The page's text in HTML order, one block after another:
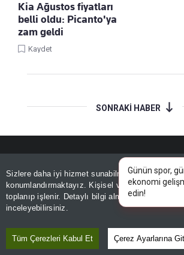
Sizlere daha iyi hizmet sunabilmek adına
konumlandırmaktayız. Kişisel verileriniz, KVKK
toplanıp işlenir. Detaylı bilgi almak için
inceleyebilirsiniz.
Tüm Çerezleri Kabul Et Çerez Ayarlarına Git
Kia Ağustos fiyatları
belli oldu: Picanto'ya
zam geldi
Kaydet
SONRAKİ HABER
ABONE OL
Günün spor,
ekonomi
edin!